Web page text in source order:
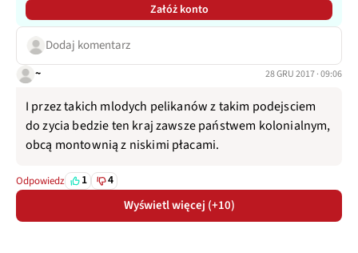
Załóż konto
Dodaj komentarz
~ 28 GRU 2017 · 09:06
I przez takich mlodych pelikanów z takim podejsciem
do zycia bedzie ten kraj zawsze państwem kolonialnym,
obcą montownią z niskimi płacami.
Odpowiedz 1 4
Wyświetl więcej (+10)